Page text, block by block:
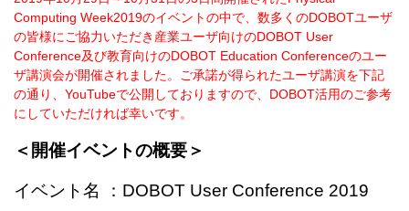
Computing Week2019のイベントの中で、 数多くのDOBOTユーザ
の皆様にご協力いただき 産業ユーザ向けのDOBOT User
Conference及び教育向けのDOBOT Education Conferenceのユー
ザ講演会が開催されました。ご承諾が得られたユーザ講演を下記
の通り、YouTubeで公開しておりますので、DOBOT活用のご参考
にしていただければ幸いです。
＜開催イベントの概要＞
イベント名 ：DOBOT User Conference 2019